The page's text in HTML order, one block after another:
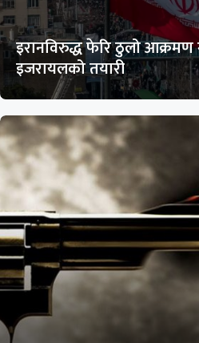
इरानविरुद्ध फेरि ठुलो आक्रमण
इजरायलको तयारी